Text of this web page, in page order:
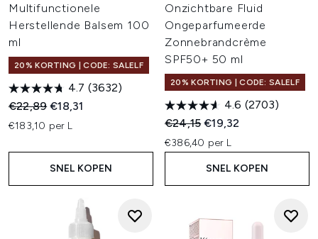
Multifunctionele
Herstellende Balsem 100
ml
20% KORTING | CODE: SALELF
4.7 (3632)
Recommended Retail Price:
€22,89Huidige prijs:
€18,31
€183,10 per L
SNEL KOPEN
Onzichtbare Fluid
Ongeparfumeerde
Zonnebrandcrème
SPF50+ 50 ml
20% KORTING | CODE: SALELF
4.6 (2703)
Recommended Retail Price:
€24,15Huidige prijs:
€19,32
€386,40 per L
SNEL KOPEN